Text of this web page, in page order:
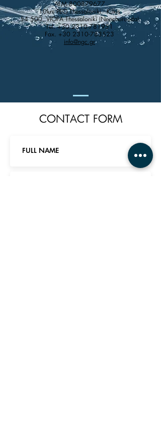
AFM800879677
10km PEO Thessaloniki - Kilkis
54 500, VIOPA Thessaloniki (Neochorouda)
Tel.+30 2310-781951
Fax. +30 2310-783523
info@ngc.gr
CONTACT FORM